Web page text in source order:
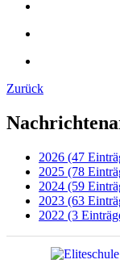
Zurück
2026 (47
2025 (78
2024 (59
2023 (63
2022 (3